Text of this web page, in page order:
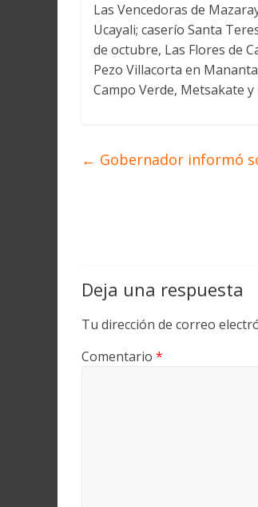
Las Vencedoras de
Ucayali; caserío Santa
de octubre, Las Flores de
Pezo Villacorta en
Campo Verde, Metsakate
← Gobernador informó
Deja una respuesta
Tu dirección de correo
Comentario *